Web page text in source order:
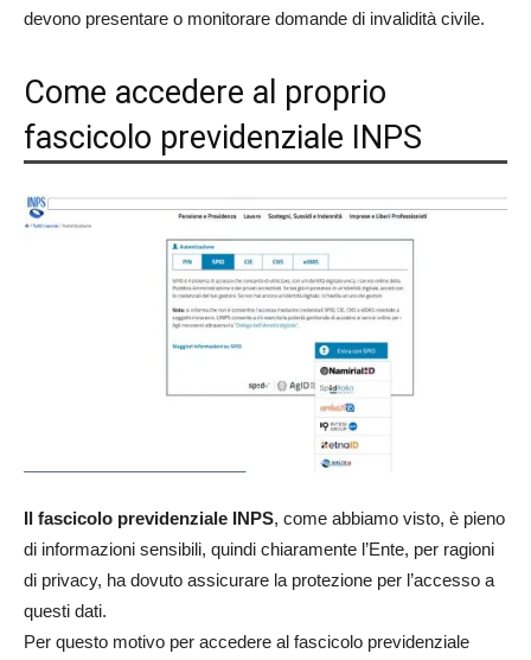
devono presentare o monitorare domande di invalidità civile.
Come accedere al proprio
fascicolo previdenziale INPS
Il fascicolo previdenziale INPS, come abbiamo visto, è pieno
di informazioni sensibili, quindi chiaramente l’Ente, per ragioni
di privacy, ha dovuto assicurare la protezione per l’accesso a
questi dati.
Per questo motivo per accedere al fascicolo previdenziale